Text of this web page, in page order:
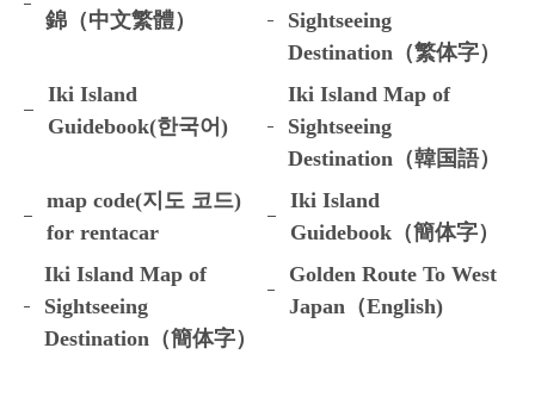
錦（中文繁體）
Sightseeing
Destination（繁体字）
Iki Island
Guidebook(한국어)
Iki Island Map of
Sightseeing
Destination（韓国語）
map code(지도 코드)
for rentacar
Iki Island
Guidebook（簡体字）
Iki Island Map of
Sightseeing
Destination（簡体字）
Golden Route To West
Japan（English)